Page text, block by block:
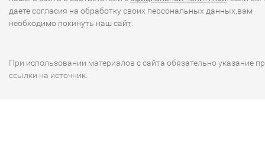
даете согласия на обработку своих персональных данных,вам
необходимо покинуть наш сайт.
При использовании материалов с сайта обязательно указание
ссылки на источник.